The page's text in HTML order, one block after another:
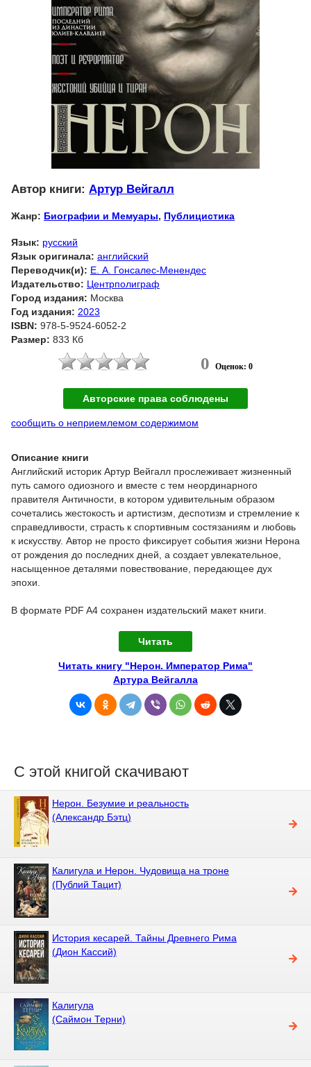
Автор книги: Артур Вейгалл
Жанр: Биографии и Мемуары, Публицистика
Язык: русский
Язык оригинала: английский
Переводчик(и): Е. А. Гонсалес-Менендес
Издательство: Центрполиграф
Город издания: Москва
Год издания: 2023
ISBN: 978-5-9524-6052-2
Размер: 833 Кб
0 Оценок: 0
Авторские права соблюдены
сообщить о неприемлемом содержимом
Описание книги
Английский историк Артур Вейгалл прослеживает жизненный
путь самого одиозного и вместе с тем неординарного
правителя Античности, в котором удивительным образом
сочетались жестокость и артистизм, деспотизм и стремление к
справедливости, страсть к спортивным состязаниям и любовь
к искусству. Автор не просто фиксирует события жизни Нерона
от рождения до последних дней, а создает увлекательное,
насыщенное деталями повествование, передающее дух
эпохи.
В формате PDF A4 сохранен издательский макет книги.
Читать
Читать книгу "Нерон. Император Рима"
Артура Вейгалла
С этой книгой скачивают
Нерон. Безумие и реальность
(Александр Бэтц)
Калигула и Нерон. Чудовища на троне
(Публий Тацит)
История кесарей. Тайны Древнего Рима
(Дион Кассий)
Калигула
(Саймон Терни)